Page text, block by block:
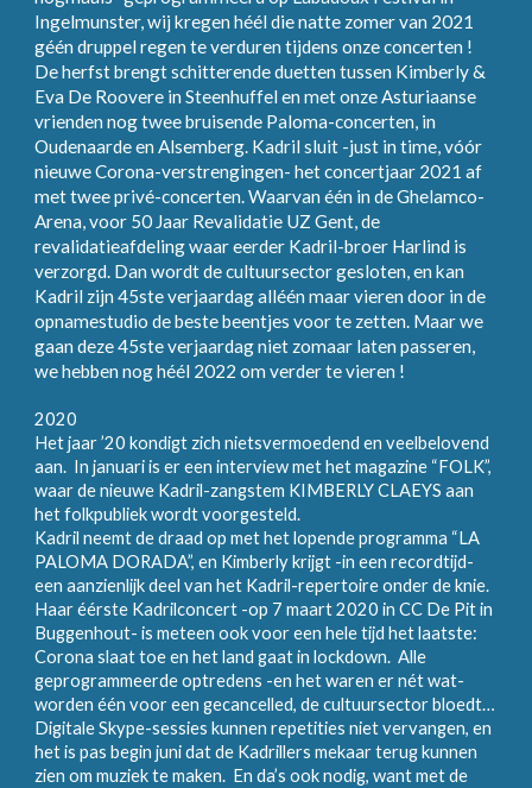
Ingelmunster, wij kregen héél die natte zomer van 2021
géén druppel regen te verduren tijdens onze concerten !
De herfst brengt schitterende duetten tussen Kimberly &
Eva De Roovere in Steenhuffel en met onze Asturiaanse
vrienden nog twee bruisende Paloma-concerten, in
Oudenaarde en Alsemberg. Kadril sluit -just in time, vóór
nieuwe Corona-verstrengingen- het concertjaar 2021 af
met twee privé-concerten. Waarvan één in de Ghelamco-
Arena, voor 50 Jaar Revalidatie UZ Gent, de
revalidatieafdeling waar eerder Kadril-broer Harlind is
verzorgd. Dan wordt de cultuursector gesloten, en kan
Kadril zijn 45ste verjaardag alléén maar vieren door in de
opnamestudio de beste beentjes voor te zetten. Maar we
gaan deze 45ste verjaardag niet zomaar laten passeren,
we hebben nog héél 2022 om verder te vieren !
2020
Het jaar ’20 kondigt zich nietsvermoedend en veelbelovend
aan. In januari is er een interview met het magazine “FOLK”,
waar de nieuwe Kadril-zangstem KIMBERLY CLAEYS aan
het folkpubliek wordt voorgesteld.
Kadril neemt de draad op met het lopende programma “LA
PALOMA DORADA”, en Kimberly krijgt -in een recordtijd-
een aanzienlijk deel van het Kadril-repertoire onder de knie.
Haar éérste Kadrilconcert -op 7 maart 2020 in CC De Pit in
Buggenhout- is meteen ook voor een hele tijd het laatste:
Corona slaat toe en het land gaat in lockdown. Alle
geprogrammeerde optredens -en het waren er nét wat-
worden één voor een gecancelled, de cultuursector bloedt…
Digitale Skype-sessies kunnen repetities niet vervangen, en
het is pas begin juni dat de Kadrillers mekaar terug kunnen
zien om muziek te maken. En da’s ook nodig, want met de